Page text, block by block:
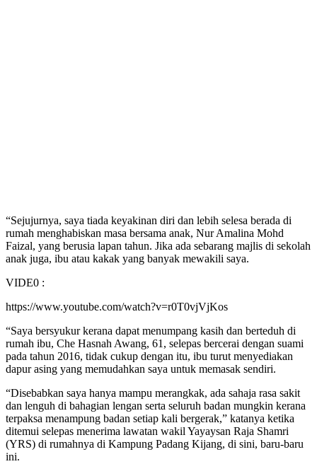
“Sejujurnya, saya tiada keyakinan diri dan lebih selesa berada di
rumah menghabiskan masa bersama anak, Nur Amalina Mohd
Faizal, yang berusia lapan tahun. Jika ada sebarang majlis di sekolah
anak juga, ibu atau kakak yang banyak mewakili saya.
VIDE0 :
https://www.youtube.com/watch?v=r0T0vjVjKos
“Saya bersyukur kerana dapat menumpang kasih dan berteduh di
rumah ibu, Che Hasnah Awang, 61, selepas bercerai dengan suami
pada tahun 2016, tidak cukup dengan itu, ibu turut menyediakan
dapur asing yang memudahkan saya untuk memasak sendiri.
“Disebabkan saya hanya mampu merangkak, ada sahaja rasa sakit
dan lenguh di bahagian lengan serta seluruh badan mungkin kerana
terpaksa menampung badan setiap kali bergerak,” katanya ketika
ditemui selepas menerima lawatan wakil Yayaysan Raja Shamri
(YRS) di rumahnya di Kampung Padang Kijang, di sini, baru-baru
ini.